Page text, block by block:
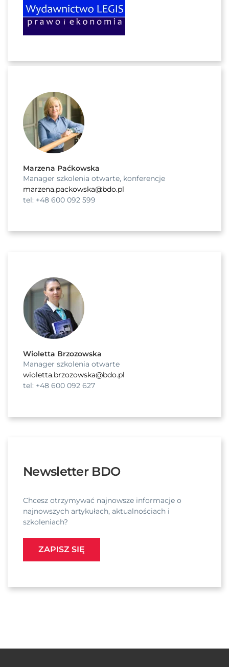
Marzena Paćkowska
Manager szkolenia otwarte, konferencje
marzena.packowska@bdo.pl
tel: +48 600 092 599
Wioletta Brzozowska
Manager szkolenia otwarte
wioletta.brzozowska@bdo.pl
tel: +48 600 092 627
Newsletter BDO
Chcesz otrzymywać najnowsze informacje o
najnowszych artykułach, aktualnościach i
szkoleniach?
ZAPISZ SIĘ